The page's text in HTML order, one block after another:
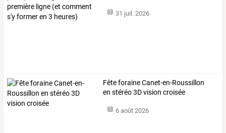
31 juil. 2026
Fête foraine Canet-en-Roussillon
en stéréo 3D vision croisée
6 août 2026